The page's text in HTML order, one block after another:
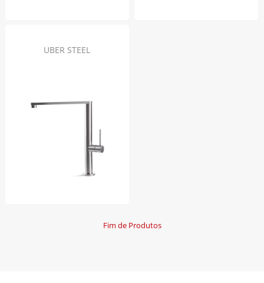
UBER STEEL
Fim de Produtos